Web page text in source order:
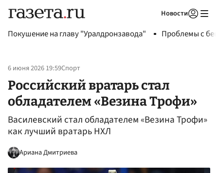
Новости
Покушение на главу "Уралдронзавода" Проблемы с
6 июня 2026 19:59Спорт
Российский вратарь стал
обладателем «Везина Трофи»
Василевский стал обладателем «Везина Трофи»
как лучший вратарь НХЛ
Ариана Дмитриева